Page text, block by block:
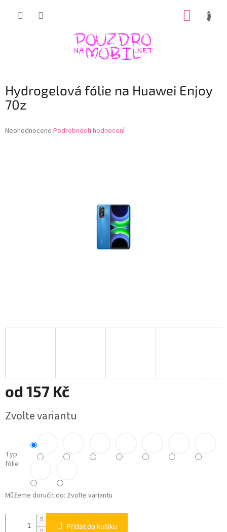
Hydrogelová fólie na Huawei Enjoy
70z
Průměrné
Neohodnoceno Podrobnosti hodnocení
od 157 Kč
cena:
Zvolte variantu
Typ
fólie
Můžeme doručit do: Zvolte variantu
Přidat do košíku